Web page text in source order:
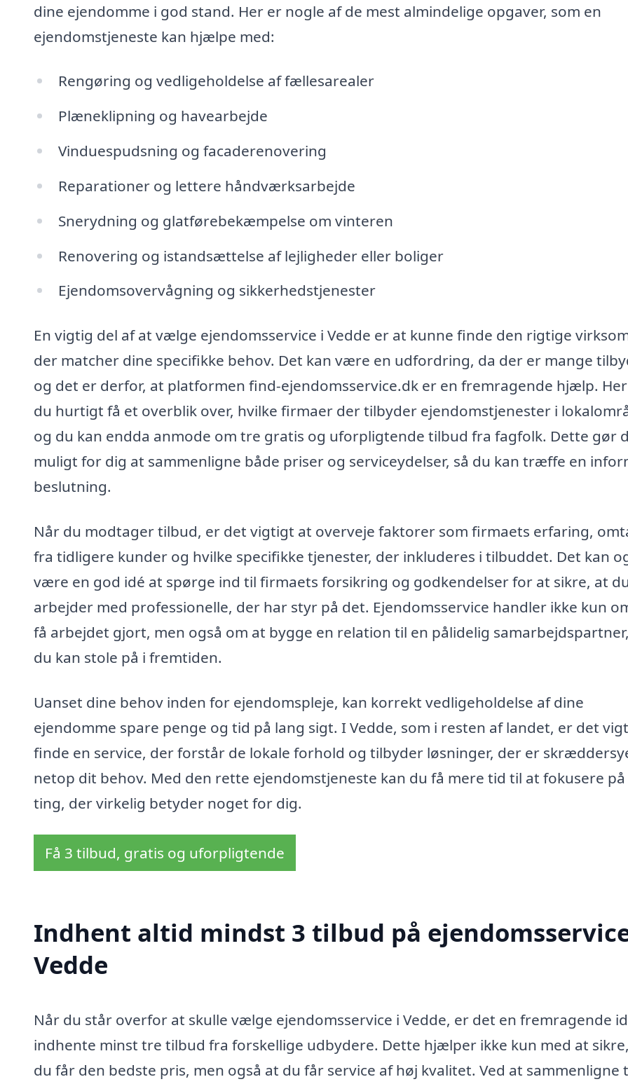
dine ejendomme i god stand. Her er nogle af de mest almindelige opgaver, som en
ejendomstjeneste kan hjælpe med:
Rengøring og vedligeholdelse af fællesarealer
Plæneklipning og havearbejde
Vinduespudsning og facaderenovering
Reparationer og lettere håndværksarbejde
Snerydning og glatførebekæmpelse om vinteren
Renovering og istandsættelse af lejligheder eller boliger
Ejendomsovervågning og sikkerhedstjenester
En vigtig del af at vælge ejendomsservice i Vedde er at kunne finde den rigtige
der matcher dine specifikke behov. Det kan være en udfordring, da der er mange
og det er derfor, at platformen find-ejendomsservice.dk er en fremragende hjælp.
du hurtigt få et overblik over, hvilke firmaer der tilbyder ejendomstjenester i
og du kan endda anmode om tre gratis og uforpligtende tilbud fra fagfolk. Dette gør
muligt for dig at sammenligne både priser og serviceydelser, så du kan træffe en
beslutning.
Når du modtager tilbud, er det vigtigt at overveje faktorer som firmaets erfaring,
fra tidligere kunder og hvilke specifikke tjenester, der inkluderes i tilbuddet. Det kan
være en god idé at spørge ind til firmaets forsikring og godkendelser for at sikre, at du
arbejder med professionelle, der har styr på det. Ejendomsservice handler ikke kun
få arbejdet gjort, men også om at bygge en relation til en pålidelig
du kan stole på i fremtiden.
Uanset dine behov inden for ejendomspleje, kan korrekt vedligeholdelse af dine
ejendomme spare penge og tid på lang sigt. I Vedde, som i resten af landet, er det
finde en service, der forstår de lokale forhold og tilbyder løsninger, der er
netop dit behov. Med den rette ejendomstjeneste kan du få mere tid til at fokusere på
ting, der virkelig betyder noget for dig.
Få 3 tilbud, gratis og uforpligtende
Indhent altid mindst 3 tilbud på
Vedde
Når du står overfor at skulle vælge ejendomsservice i Vedde, er det en fremragende
indhente minst tre tilbud fra forskellige udbydere. Dette hjælper ikke kun med at
du får den bedste pris, men også at du får service af høj kvalitet. Ved at sammenligne